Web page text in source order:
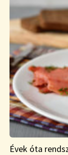
Évek óta